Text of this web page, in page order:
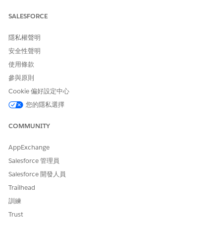
同的目標。
適用於 IT 服務變更要求的 SLA 原則
「變更要求 SLA 標準支援」原則適用於預設營業時間的變更要
求記錄,受「變更要求」權益管理。此原則會在建立變更要求記
錄時生效。此原則的主要焦點是「確認變更」里程碑。
SALESFORCE
隱私權聲明
安全性聲明
使用條款
參與原則
Cookie 偏好設定中心
您的隱私選擇
COMMUNITY
AppExchange
Salesforce 管理員
Salesforce 開發人員
Trailhead
訓練
Trust